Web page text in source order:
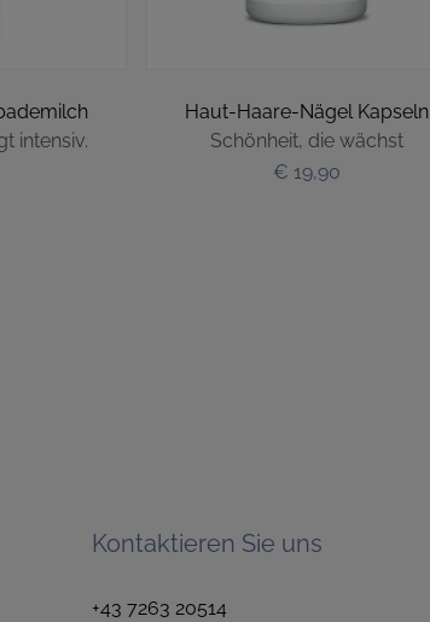
intensiv.
Haut-Haare-Nägel Kapseln
Schönheit, die wächst
€ 19,90
Kontaktieren Sie uns
+43 7263 20514